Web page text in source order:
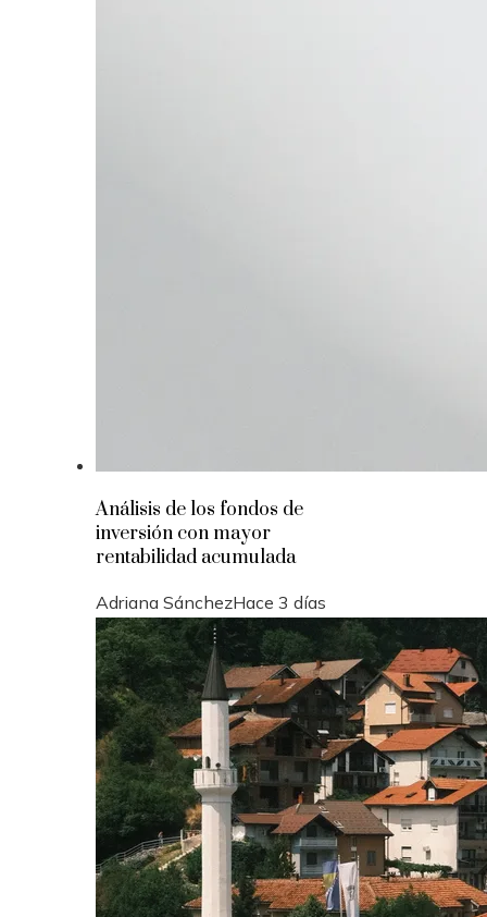
Análisis de los fondos de
inversión con mayor
rentabilidad acumulada
Adriana SánchezHace 3 días